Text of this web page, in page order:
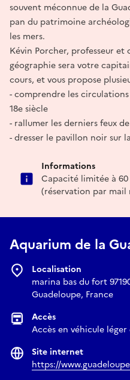
souvent méconnue de la
pan du patrimoine
les mers.
Kévin Porcher, professeur
géographie sera votre
cours, et vous propose
- comprendre les
18e siècle
- rallumer les derniers feux
- dresser le pavillon noir sur
Informations
Capacité limitée à
(réservation par mail
Aquarium de la
Localisation
marina bas du fort
Guadeloupe, France
Accès
Accès en véhicule
Site internet
https://